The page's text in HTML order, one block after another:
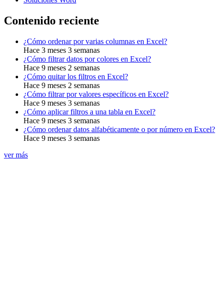
Contenido reciente
¿Cómo ordenar por varias columnas en Excel?
Hace 3 meses 3 semanas
¿Cómo filtrar datos por colores en Excel?
Hace 9 meses 2 semanas
¿Cómo quitar los filtros en Excel?
Hace 9 meses 2 semanas
¿Cómo filtrar por valores específicos en Excel?
Hace 9 meses 3 semanas
¿Cómo aplicar filtros a una tabla en Excel?
Hace 9 meses 3 semanas
¿Cómo ordenar datos alfabéticamente o por número en Excel?
Hace 9 meses 3 semanas
ver más